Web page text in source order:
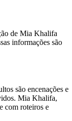
de Mia Khalifa
informações são
são encenações e
Mia Khalifa,
com roteiros e